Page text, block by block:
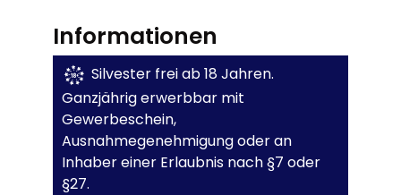
Informationen
Silvester frei ab 18 Jahren.
Ganzjährig erwerbbar mit
Gewerbeschein,
Ausnahmegenehmigung oder an
Inhaber einer Erlaubnis nach §7 oder
§27.